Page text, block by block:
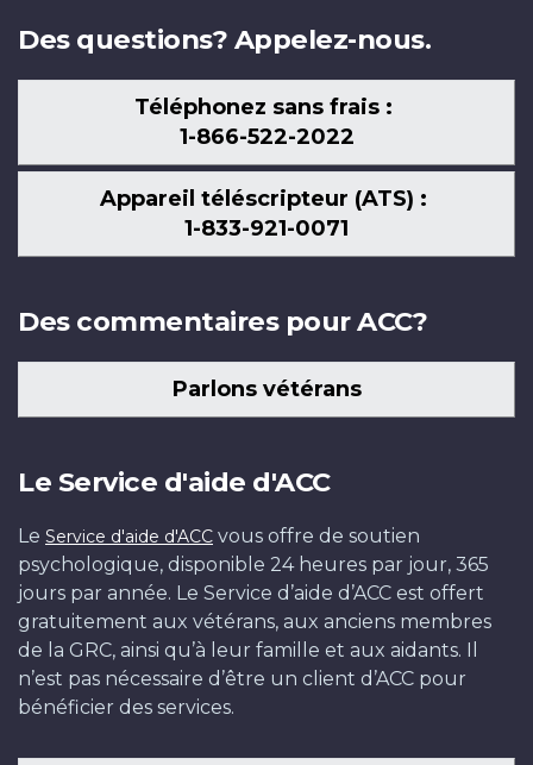
Des questions? Appelez-nous.
Téléphonez sans frais :
1-866-522-2022
Appareil téléscripteur (ATS) :
1-833-921-0071
Des commentaires pour ACC?
Parlons vétérans
Le Service d'aide d'ACC
Le Service d'aide d'ACC vous offre de soutien
psychologique, disponible 24 heures par jour, 365
jours par année. Le Service d’aide d’ACC est offert
gratuitement aux vétérans, aux anciens membres
de la GRC, ainsi qu’à leur famille et aux aidants. Il
n’est pas nécessaire d’être un client d’ACC pour
bénéficier des services.